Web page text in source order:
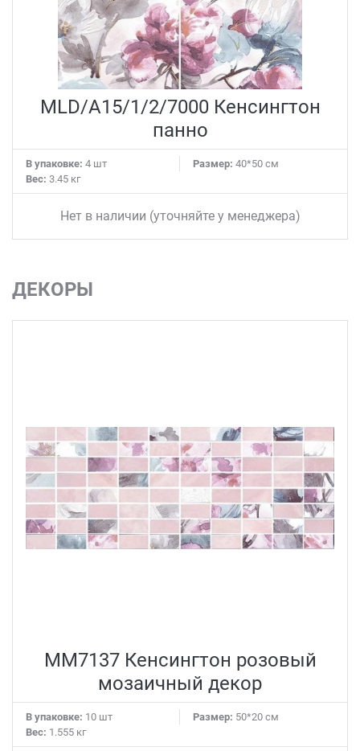
MLD/A15/1/2/7000 Кенсингтон
панно
В упаковке: 4 шт Размер: 40*50 см
Вес: 3.45 кг
Нет в наличии (уточняйте у менеджера)
ДЕКОРЫ
MM7137 Кенсингтон розовый
мозаичный декор
В упаковке: 10 шт Размер: 50*20 см
Вес: 1.555 кг